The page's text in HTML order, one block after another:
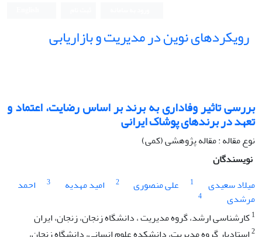
رویکردهای نوین در مدیریت و بازاریابی
بررسی تاثیر وفاداری به برند بر اساس رضایت، اعتماد و
تعهد در برندهای پوشاک ایرانی
نوع مقاله : مقاله پژوهشی (کمی)
نویسندگان
میلاد سعیدی
1 علی منصوری 2 امید مهدیه 3
احمد
مرشدی
4
1کارشناسی ارشد، گروه مدیریت ، دانشگاه زنجان، زنجان، ایران
2